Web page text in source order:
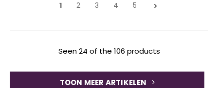
1 2 3 4 5
Seen 24 of the 106 products
TOON MEER ARTIKELEN